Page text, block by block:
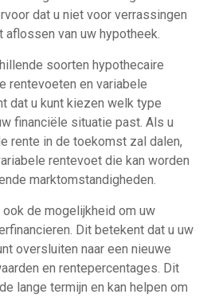
dat u niet voor verrassingen
van uw hypotheek.
soorten hypothecaire
rentevoeten en variabele
dat u kunt kiezen welk type
financiële situatie past. Als u
rente in de toekomst zal dalen,
rentevoet die kan worden
marktomstandigheden.
de mogelijkheid om uw
Dit betekent dat u uw
oversluiten naar een nieuwe
en rentepercentages. Dit
lange termijn en kan helpen om